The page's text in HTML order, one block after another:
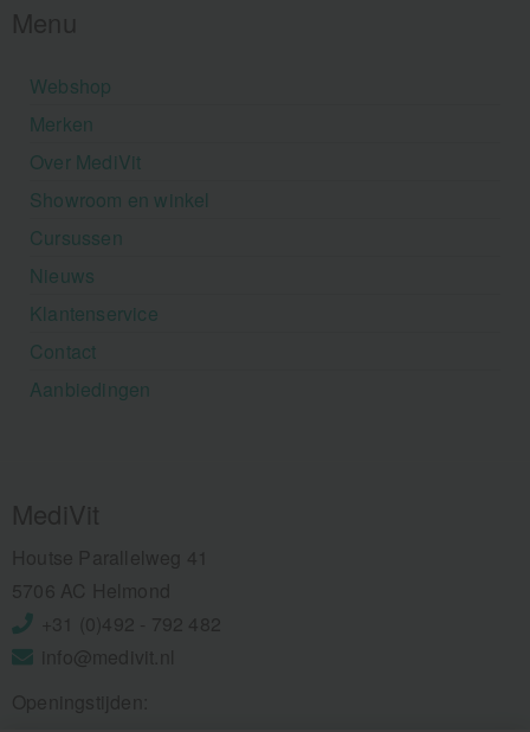
Webshop
Merken
Over MediVit
Showroom en winkel
Cursussen
Nieuws
Klantenservice
Contact
Aanbiedingen